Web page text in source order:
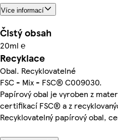
Více informací
Čistý obsah
20ml ℮
Recyklace
Obal. Recyklovatelné
FSC - Mix - FSC® C009030.
Papírový obal je vyroben z
certifikací FSC® a z
Recyklovatelný papírový obal,